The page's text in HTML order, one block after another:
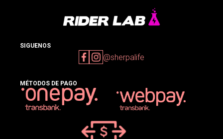
SIGUENOS
@sherpalife
MÉTODOS DE PAGO